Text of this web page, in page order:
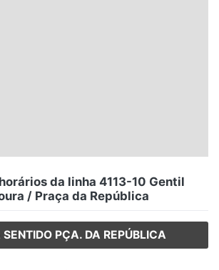
da linha 4113-10 Gentil
/ Praça da República
SENTIDO PÇA. DA REPÚBLICA